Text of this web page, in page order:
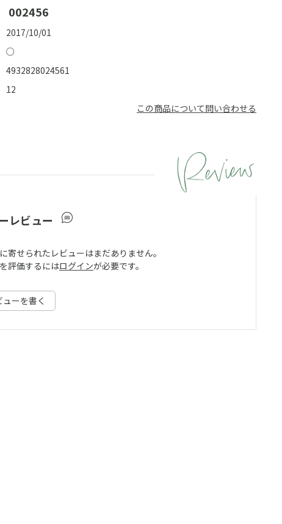
002456
2017/10/01
○
4932828024561
12
この商品について問い合わせる
レビュー
寄せられたレビューはまだありません。
評価するにはログインが必要です。
ューを書く